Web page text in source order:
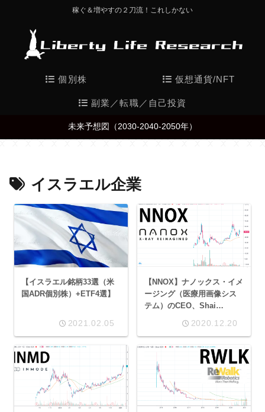
稼ぐ＆増やすの２刀流！これしかない
個別株 仮想通貨/NFT
副業／転職／自己投資
未来予想図（2030-2040-2050年）
イスラエル企業
【イスラエル銘柄33選（米
国ADR個別株）+ETF4選】
2021.02.05
【NNOX】ナノックス・イメ
ージング（医療用画像シス
テム）のCEO、Shai
【LMND】も手掛ける敏腕企
2020.12.20